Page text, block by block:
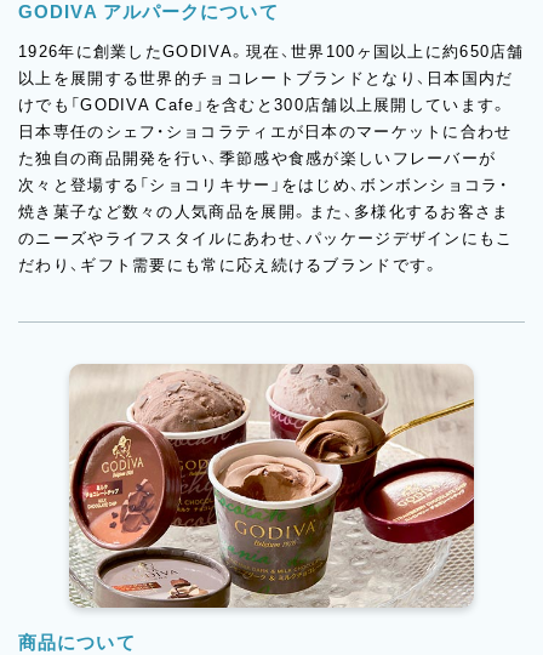
GODIVA アルパークについて
1926年に創業したGODIVA。現在、世界100ヶ国以上に約650店舗
以上を展開する世界的チョコレートブランドとなり、日本国内だ
けでも「GODIVA Cafe」を含むと300店舗以上展開しています。
日本専任のシェフ・ショコラティエが日本のマーケットに合わせ
た独自の商品開発を行い、季節感や食感が楽しいフレーバーが
次々と登場する「ショコリキサー」をはじめ、ボンボンショコラ・
焼き菓子など数々の人気商品を展開。また、多様化するお客さま
のニーズやライフスタイルにあわせ、パッケージデザインにもこ
だわり、ギフト需要にも常に応え続けるブランドです。
商品について